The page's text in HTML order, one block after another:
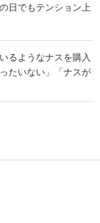
でもテンション上
るようなナスを購入
たいない」「ナスが